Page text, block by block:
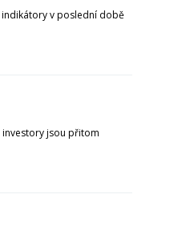
indikátory v poslední době
investory jsou přitom